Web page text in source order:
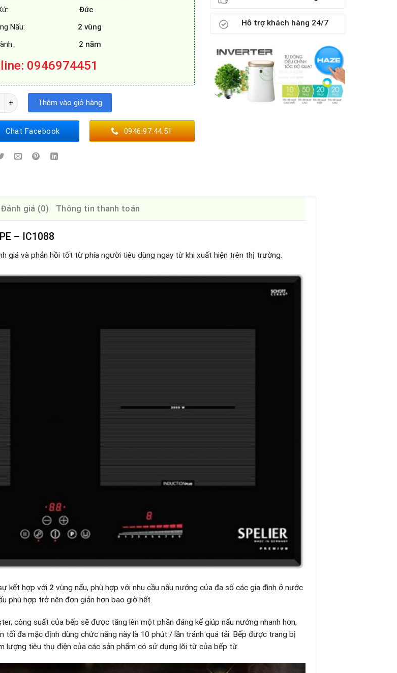
Xứ: Đức
Vùng Nấu: 2 vùng
Hành: 2 năm
0946974451
SPE - IC1088 số lượng
Thêm vào giỏ hàng
Chat Facebook 0946.97.44.51
Hỗ trợ khách hàng 24/7
Đánh giá (0) Thông tin thanh toán
– IC1088
giá và phản hồi tốt từ phía người tiêu dùng ngay từ khi xuất hiện trên thị trường.
kết hợp với 2 vùng nấu, phù hợp với nhu cầu nấu nướng của đa số các gia đình ở nước
phù hợp trở nên đơn giản hơn bao giờ hết.
công suất của bếp sẽ được tăng lên một phần đáng kể giúp nấu nướng nhanh hơn,
đa mặc định dùng chức năng này là 10 phút / lần tránh quá tải. Bếp được trang bị
lượng tiêu thụ điện của các sản phẩm có sử dụng lõi từ của bếp từ.